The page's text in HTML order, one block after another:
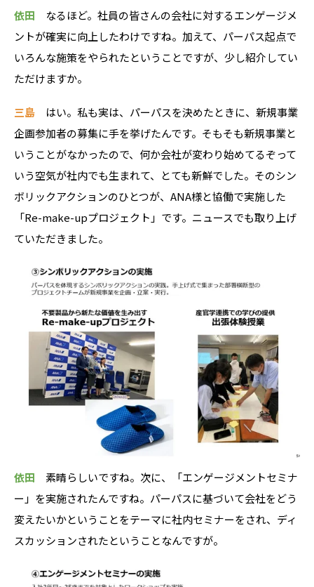
依田
なるほど。社員の皆さんの会社に対するエンゲージメ
ントが確実に向上したわけですね。加えて、パーパス起点で
いろんな施策をやられたということですが、少し紹介してい
ただけますか。
三島 はい。私も実は、パーパスを決めたときに、新規事業
企画参加者の募集に手を挙げたんです。そもそも新規事業と
いうことがなかったので、何か会社が変わり始めてるぞって
いう空気が社内でも生まれて、とても新鮮でした。そのシン
ボリックアクションのひとつが、ANA様と協働で実施した
「Re-make-upプロジェクト」です。ニュースでも取り上げ
ていただきました。
依田
素晴らしいですね。次に、「エンゲージメントセミナ
ー」を実施されたんですね。パーパスに基づいて会社をどう
変えたいかということをテーマに社内セミナーをされ、ディ
スカッションされたということなんですが。